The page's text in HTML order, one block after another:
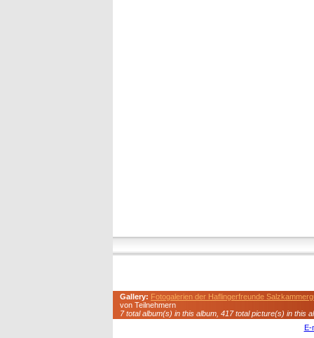
Gallery: Fotogalerien der Haflingerfreunde
von Teilnehmern
7 total album(s) in this album, 417 total picture(s) in this
E-